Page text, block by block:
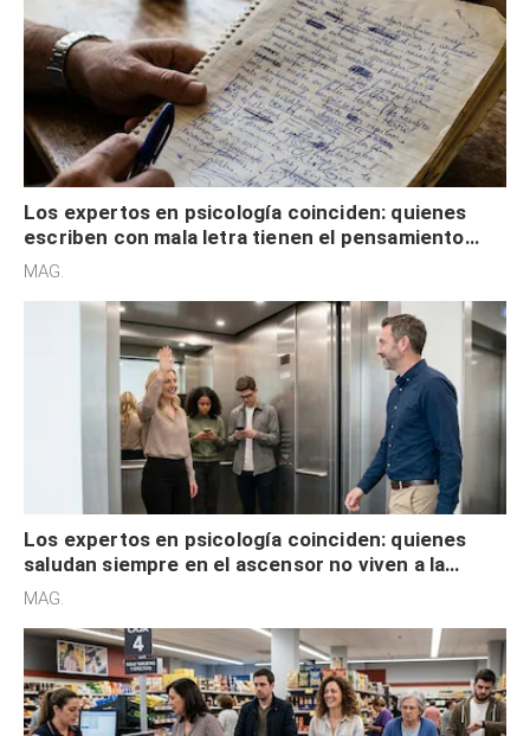
Los expertos en psicología coinciden: quienes
escriben con mala letra tienen el pensamiento
acelerado y no lo hacen por desinterés
MAG.
Los expertos en psicología coinciden: quienes
saludan siempre en el ascensor no viven a la
defensiva y tienen apertura social
MAG.